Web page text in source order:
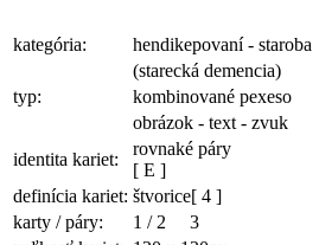
kategória:
hendikepovaní - staroba
(starecká demencia)
typ:
kombinované pexeso
obrázok - text - zvuk
identita kariet:
rovnaké páry
[ E ]
definícia kariet: štvorice[ 4 ]
karty / páry:
1 / 2
3